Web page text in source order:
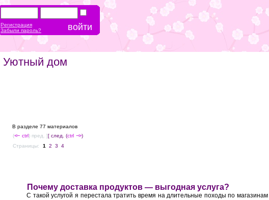
Уютный дом
В разделе 77 материалов
(<-- ctrl) пред. ][ след. (ctrl --> )
Страницы:
1 2 3 4
Почему доставка продуктов — выгодная услуга?
С такой услугой я перестала тратить время на длительные походы по
Регистрация
Забыли пароль?